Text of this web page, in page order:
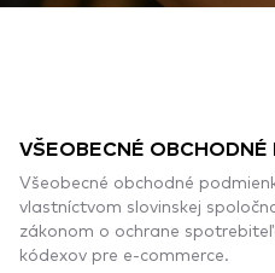
VŠEOBECNÉ OBCHODNÉ
Všeobecné obchodné
vlastníctvom slovinskej
zákonom o ochrane
kódexov pre e-commerce.